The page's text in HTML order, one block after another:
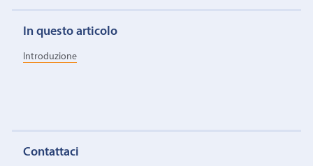
In questo articolo
Introduzione
Contattaci